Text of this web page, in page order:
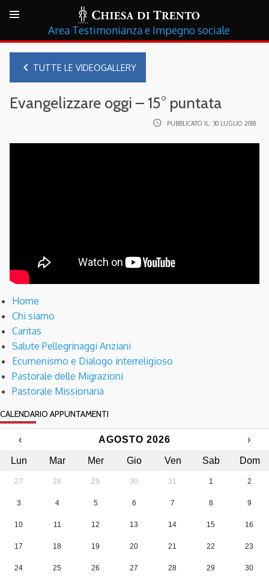
Testimonianza e Impegno sociale
navigate_before TUTTE LE VIDEOGALLERY
Evangelizzare oggi – 15° puntata
access_time PUBBLICATO IL: 30 LUGLIO 2018
Home
Chi siamo
Caritas
Salute Pellegrinaggi Anziani
Ecumenismo e Dialogo interreligioso
Pastorale delle Migrazioni
Pastorale Missionaria
CALENDARIO APPUNTAMENTI
‹ AGOSTO 2026 ›
Lun Mar Mer Gio Ven Sab Dom
27 28 29 30 31 1 2
3 4 5 6 7 8 9
10 11 12 13 14 15 16
17 18 19 20 21 22 23
24 25 26 27 28 29 30